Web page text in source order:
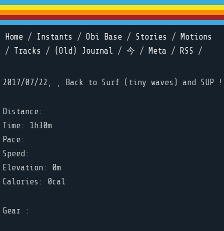
Home / Instants / Obi Base / Stories /
Motions
/ Tracks / (Old) Journal / 今 / Meta / RSS /
2017/07/22, , Back to Surf (tiny waves) and SUP !
Distance:
Time: 1h30m
Pace:
Speed:
Elevation: 0m
Calories: 0cal
Gear :